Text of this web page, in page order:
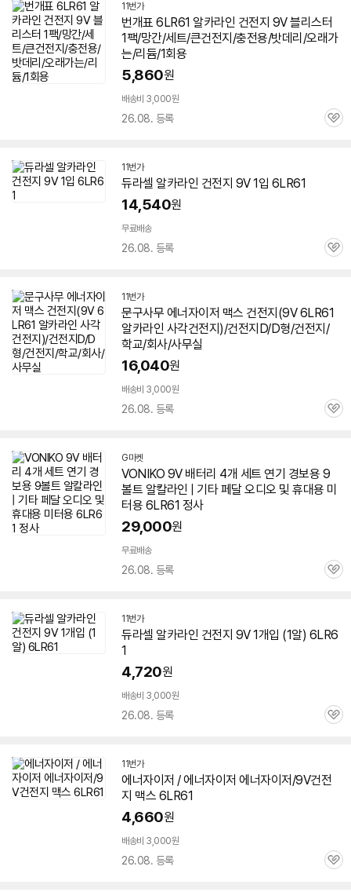
11번가
번개표 6LR61 알카라인 건전지 9V 블리스터
1팩/망간/세트/큰건전지/충전용/밧데리/오래가
는/리듐/1회용
5,860원
배송비 3,000원
26.08. 등록
관
11번가
듀라셀 알카라인 건전지 9V 1입 6LR61
14,540원
무료배송
26.08. 등록
관
11번가
문구사무 에너자이저 맥스 건전지(9V6LR61
알카라인 사각건전지)/건전지D/D형/건전지/
학교/회사/사무실
16,040원
배송비 3,000원
26.08. 등록
관
G마켓
VONIKO 9V 배터리 4개 세트 연기 경보용 9
볼트 알칼라인 | 기타 페달 오디오 및 휴대용 미
터용 6LR61 정사
29,000원
무료배송
26.08. 등록
관
11번가
듀라셀 알카라인 건전지 9V 1개입 (1알) 6LR6
1
4,720원
배송비 3,000원
26.08. 등록
관
11번가
에너자이저 / 에너자이저 에너자이저/9V건전
지 맥스 6LR61
4,660원
배송비 3,000원
26.08. 등록
관